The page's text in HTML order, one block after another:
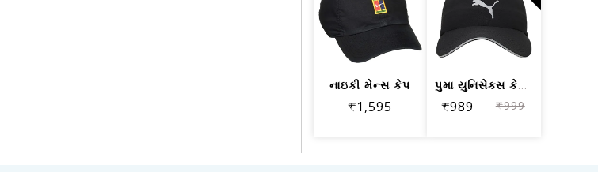
નાઇકી મેન્સ કેપ
₹1,595
પુમા યુનિસેક્સ કેપ (2398701 બ્લેક_ફ્ર...
₹989 ₹999